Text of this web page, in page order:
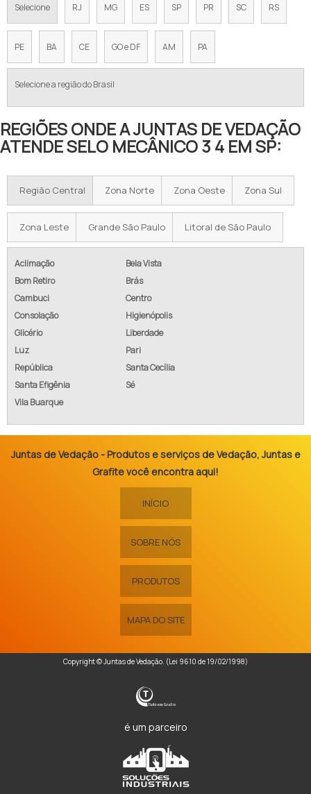
Selecione RJ MG ES SP PR SC RS
PE BA CE GO e DF AM PA
Selecione a região do Brasil
REGIÕES ONDE A JUNTAS DE VEDAÇÃO
ATENDE SELO MECÂNICO 3 4 EM SP:
Região Central Zona Norte Zona Oeste Zona Sul
Zona Leste Grande São Paulo Litoral de São Paulo
Aclimação
Bela Vista
Bom Retiro
Brás
Cambuci
Centro
Consolação
Higienópolis
Glicério
Liberdade
Luz
Pari
República
Santa Cecília
Santa Efigênia
Sé
Vila Buarque
Juntas de Vedação - Produtos e serviços de Vedação, Juntas e
Grafite você encontra aqui!
INÍCIO
SOBRE NÓS
PRODUTOS
MAPA DO SITE
Copyright © Juntas de Vedação. (Lei 9610 de 19/02/1998)
é um parceiro